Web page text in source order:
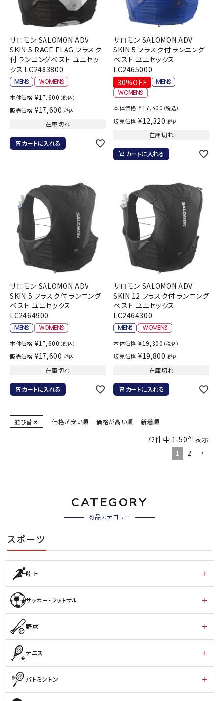
サロモン SALOMON ADV
SKIN 5 RACE FLAG フラスク
付 ランニングベスト ユニセッ
クス LC2483800
本体価格 ¥17,600 （税込）
販売価格 ¥17,600 税込
在庫切れ
カートに入れる
サロモン SALOMON ADV
SKIN 5 フラスク付 ランニング
ベスト ユニセックス
LC2465000
30%OFF
本体価格 ¥17,600 （税込）
販売価格 ¥12,320 税込
在庫切れ
カートに入れる
サロモン SALOMON ADV
SKIN 5 フラスク付 ランニング
ベスト ユニセックス
LC2464900
本体価格 ¥17,600 （税込）
販売価格 ¥17,600 税込
在庫切れ
カートに入れる
サロモン SALOMON ADV
SKIN 12 フラスク付 ランニング
ベスト ユニセックス
LC2464300
本体価格 ¥19,800 （税込）
販売価格 ¥19,800 税込
在庫切れ
カートに入れる
並び替え 価格が安い順 価格が高い順 新着順
72件中 1 -50件表示
1
2
CATEGORY
商品カテゴリー
スポーツ
陸上
サッカー・フットサル
野球
テニス
バトミントン